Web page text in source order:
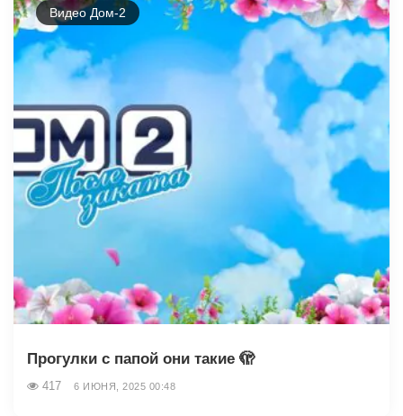
Видео Дом-2
Прогулки с папой они такие 🫣
417 6 ИЮНЯ, 2025 00:48